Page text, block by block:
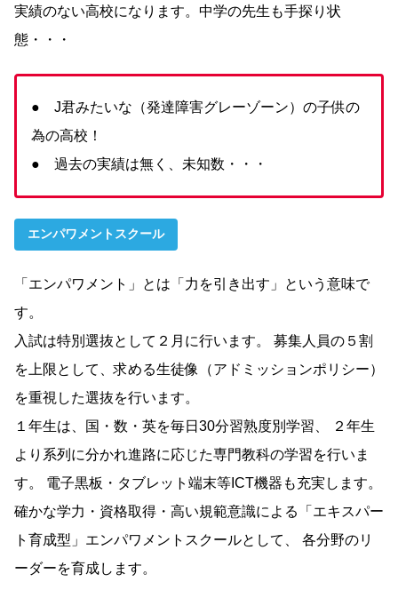
実績のない高校になります。中学の先生も手探り状
態・・・
● J君みたいな（発達障害グレーゾーン）の子供の
為の高校！
● 過去の実績は無く、未知数・・・
エンパワメントスクール
「エンパワメント」とは「力を引き出す」という意味で
す。
入試は特別選抜として２月に行います。 募集人員の５割
を上限として、求める生徒像（アドミッションポリシー）
を重視した選抜を行います。
１年生は、国・数・英を毎日30分習熟度別学習、 ２年生
より系列に分かれ進路に応じた専門教科の学習を行いま
す。 電子黒板・タブレット端末等ICT機器も充実します。
確かな学力・資格取得・高い規範意識による「エキスパー
ト育成型」エンパワメントスクールとして、 各分野のリ
ーダーを育成します。